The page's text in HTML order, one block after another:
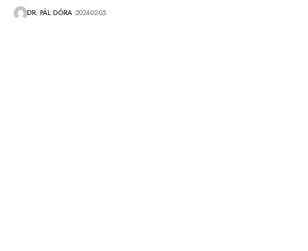
DR. PÁL DÓRA 2024-02-05